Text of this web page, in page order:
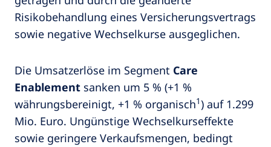
Risikobehandlung eines Versicherungsvertrags
sowie negative Wechselkurse ausgeglichen.
Die Umsatzerlöse im Segment Care
Enablement sanken um 5 % (+1 %
währungsbereinigt, +1 % organisch1) auf 1.299
Mio. Euro. Ungünstige Wechselkurseffekte
sowie geringere Verkaufsmengen, bedingt